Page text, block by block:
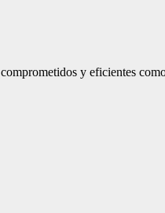
y eficientes